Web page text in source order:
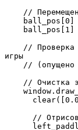
//
игры
//
// Очистка
//